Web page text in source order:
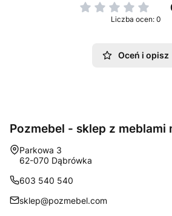
Liczba ocen: 0
Oceń i opisz
Pozmebel - sklep z meblami
Adres:
Parkowa 3
62-070 Dąbrówka
603 540 540
sklep@pozmebel.com